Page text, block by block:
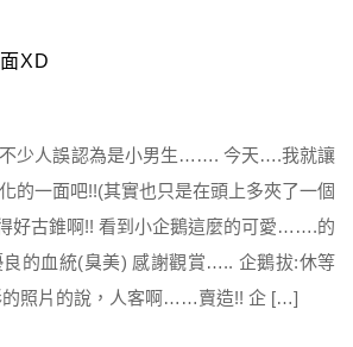
XD
不少人誤認為是小男生……. 今天….我就讓
的一面吧!!(其實也只是在頭上多夾了一個
好古錐啊!! 看到小企鵝這麼的可愛…….的
的血統(臭美) 感謝觀賞….. 企鵝拔:休等
的照片的說，人客啊……賣造!! 企 […]